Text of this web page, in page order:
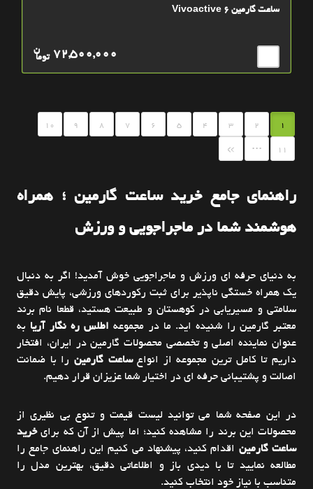
ساعت گارمین Vivoactive 6
توما
ن 72,500,000
1
2
3
4
5
6
7
8
9
10
11
...
»
راهنمای جامع خرید ساعت گارمین ؛ همراه
هوشمند شما در ماجراجویی و ورزش
به دنیای حرفه ای ورزش و ماجراجویی خوش آمدید! اگر به دنبال
یک همراه خستگی ناپذیر برای ثبت رکوردهای ورزشی، پایش دقیق
سلامتی و مسیریابی در کوهستان و طبیعت هستید، قطعا نام برند
معتبر گارمین را شنیده اید. ما در مجموعه اطلس ره نگار آریا به
عنوان نماینده اصلی و تخصصی محصولات گارمین در ایران، افتخار
داریم تا کامل ترین مجموعه از انواعساعت گارمین را با ضمانت
اصالت و پشتیبانی حرفه ای در اختیار شما عزیزان قرار دهیم.
در این صفحه شما می توانید لیست قیمت و تنوع بی نظیری از
محصولات این برند را مشاهده کنید؛ اما پیش از آن که برایخرید
ساعت گارمین اقدام کنید، پیشنهاد می کنیم این راهنمای جامع را
مطالعه نمایید تا با دیدی باز و اطلاعاتی دقیق، بهترین مدل را
متناسب با نیاز خود انتخاب کنید.